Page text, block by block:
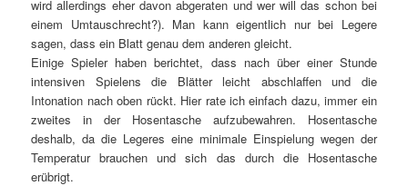
wird allerdings eher davon abgeraten und wer will das schon bei
einem Umtauschrecht?). Man kann eigentlich nur bei Legere
sagen, dass ein Blatt genau dem anderen gleicht.
Einige Spieler haben berichtet, dass nach über einer Stunde
intensiven Spielens die Blätter leicht abschlaffen und die
Intonation nach oben rückt. Hier rate ich einfach dazu, immer ein
zweites in der Hosentasche aufzubewahren. Hosentasche
deshalb, da die Legeres eine minimale Einspielung wegen der
Temperatur brauchen und sich das durch die Hosentasche
erübrigt.